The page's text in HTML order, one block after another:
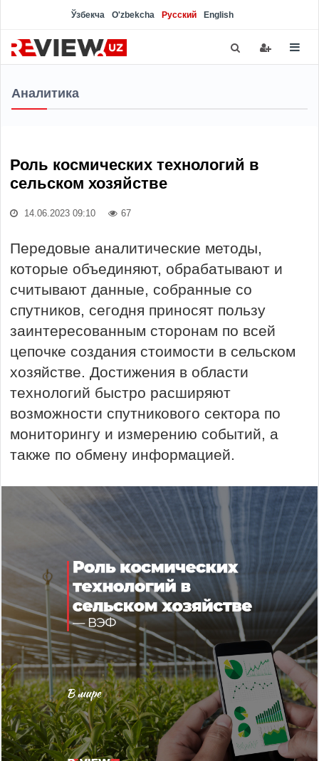
Ўзбекча O'zbekcha Русский English
Аналитика
Роль космических технологий в
сельском хозяйстве
14.06.2023 09:10 67
Передовые аналитические методы,
которые объединяют, обрабатывают и
считывают данные, собранные со
спутников, сегодня приносят пользу
заинтересованным сторонам по всей
цепочке создания стоимости в сельском
хозяйстве. Достижения в области
технологий быстро расширяют
возможности спутникового сектора по
мониторингу и измерению событий, а
также по обмену информацией.